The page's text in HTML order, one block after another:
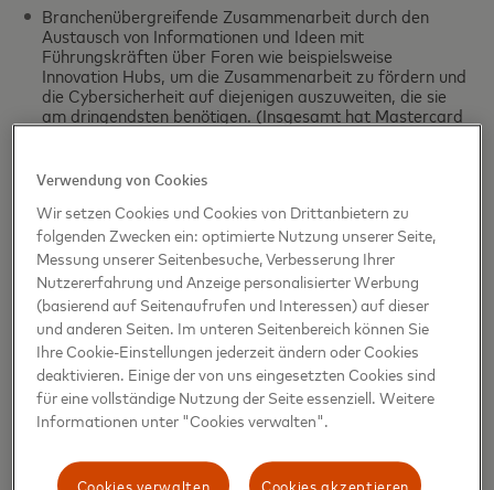
Branchenübergreifende Zusammenarbeit durch den
Austausch von Informationen und Ideen mit
Führungskräften über Foren wie beispielsweise
Innovation Hubs, um die Zusammenarbeit zu fördern und
die Cybersicherheit auf diejenigen auszuweiten, die sie
am dringendsten benötigen. (Insgesamt hat Mastercard
seit 2018 mehr als 1 Milliarde US-Dollar in
Gründung von mehr als 20 Cybersicherheits-Startups
beiteiligt).
Wir arbeiten tagtäglich daran, Datenkompromittierungen,
Cyberbedrohungen durch Dritte und groß angelegte
Cyberangriffe noch schneller zu erkennen und mit
passenden Lösungen darauf zu reagieren, damit
Unternehmen den Spagat schaffen, ein nahtloses digitales
Kundenerlebnis zu kreieren und gleichzeitig rechts- und
datenschutzkonform zu handeln.
Verwendung von Cookies
Wir setzen Cookies und Cookies von Drittanbietern zu
folgenden Zwecken ein: optimierte Nutzung unserer Seite,
Messung unserer Seitenbesuche, Verbesserung Ihrer
Nutzererfahrung und Anzeige personalisierter Werbung
(basierend auf Seitenaufrufen und Interessen) auf dieser
und anderen Seiten. Im unteren Seitenbereich können Sie
Ihre Cookie-Einstellungen jederzeit ändern oder Cookies
deaktivieren. Einige der von uns eingesetzten Cookies sind
für eine vollständige Nutzung der Seite essenziell. Weitere
Informationen unter "Cookies verwalten".
Cookies akzeptieren
Cookies verwalten